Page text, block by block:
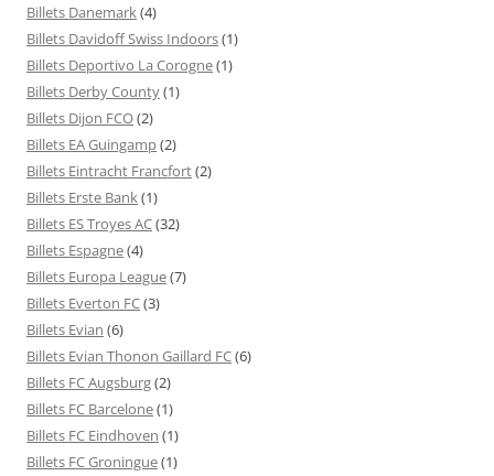
Billets Danemark(4)
Billets Davidoff Swiss Indoors(1)
Billets Deportivo La Corogne(1)
Billets Derby County(1)
Billets Dijon FCO(2)
Billets EA Guingamp(2)
Billets Eintracht Francfort(2)
Billets Erste Bank(1)
Billets ES Troyes AC(32)
Billets Espagne(4)
Billets Europa League(7)
Billets Everton FC(3)
Billets Evian (6)
Billets Evian Thonon Gaillard FC(6)
Billets FC Augsburg(2)
Billets FC Barcelone(1)
Billets FC Eindhoven (1)
Billets FC Groningue(1)